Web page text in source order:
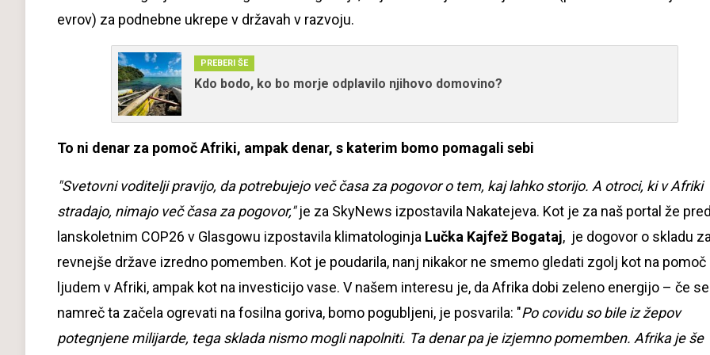
evrov) za podnebne ukrepe v državah v razvoju.
PREBERI ŠE
Kdo bodo, ko bo morje odplavilo njihovo domovino?
To ni denar za pomoč Afriki, ampak denar, s katerim bomo pomagali sebi
"Svetovni voditelji pravijo, da potrebujejo več časa za pogovor o tem, kaj lahko storijo. A otroci, ki v Afriki
stradajo, nimajo več časa za pogovor,"je za SkyNews izpostavila Nakatejeva. Kot je za naš portal že pred
lanskoletnim COP26 v Glasgowu izpostavila klimatologinja Lučka Kajfež Bogataj, je dogovor o skladu za
revnejše države izredno pomemben. Kot je poudarila, nanj nikakor ne smemo gledati zgolj kot na pomoč
ljudem v Afriki, ampak kot na investicijo vase. V našem interesu je, da Afrika dobi zeleno energijo – če
namreč ta začela ogrevati na fosilna goriva, bomo pogubljeni, je posvarila: "Po covidu so bile iz žepov
potegnjene milijarde, tega sklada nismo mogli napolniti. Ta denar pa je izjemno pomemben. Afrika je še